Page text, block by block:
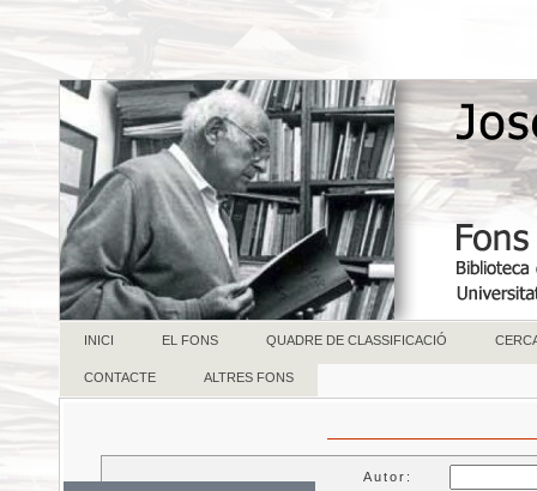
INICI EL FONS QUADRE DE CLASSIFICACIÓ
CONTACTE ALTRES FONS
Autor: